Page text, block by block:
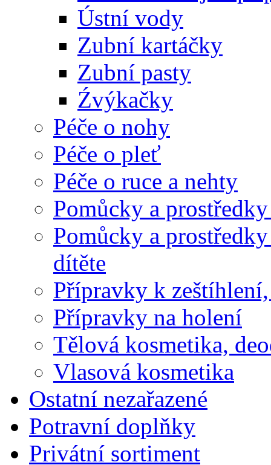
Ústní vody
Zubní kartáčky
Zubní pasty
Źvýkačky
Péče o nohy
Péče o pleť
Péče o ruce a nehty
Pomůcky a
Pomůcky a
dítěte
Přípravky k
Přípravky na holení
Tělová kosmetika,
Vlasová kosmetika
Ostatní nezařazené
Potravní doplňky
Privátní sortiment